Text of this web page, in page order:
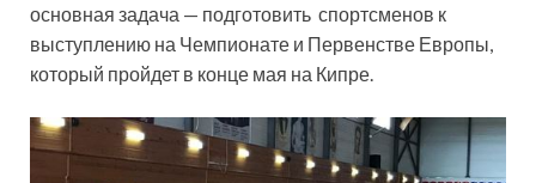
основная задача — подготовить спортсменов к
выступлению на Чемпионате и Первенстве Европы,
который пройдет в конце мая на Кипре.